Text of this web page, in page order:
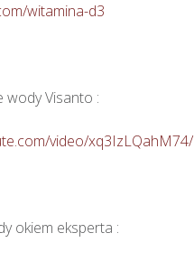
witamina-d3
Visanto :
video/xq3IzLQahM74/
okiem eksperta :